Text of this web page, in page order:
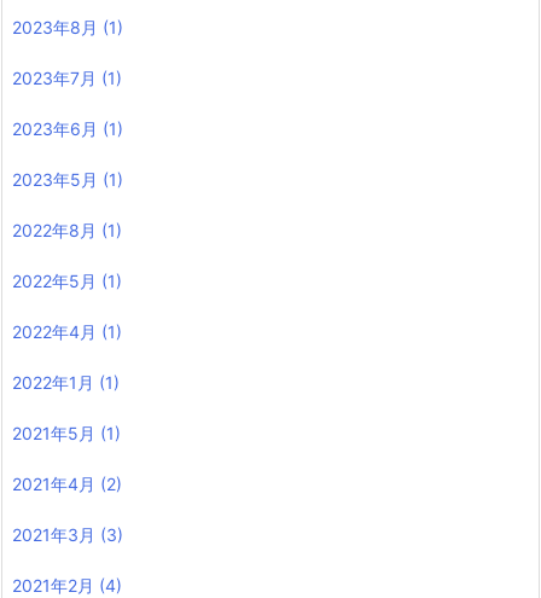
2023年8月 (1)
2023年7月 (1)
2023年6月 (1)
2023年5月 (1)
2022年8月 (1)
2022年5月 (1)
2022年4月 (1)
2022年1月 (1)
2021年5月 (1)
2021年4月 (2)
2021年3月 (3)
2021年2月 (4)